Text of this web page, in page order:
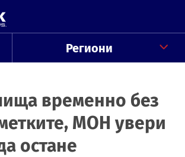
Региони
временно без
МОН увери
остане